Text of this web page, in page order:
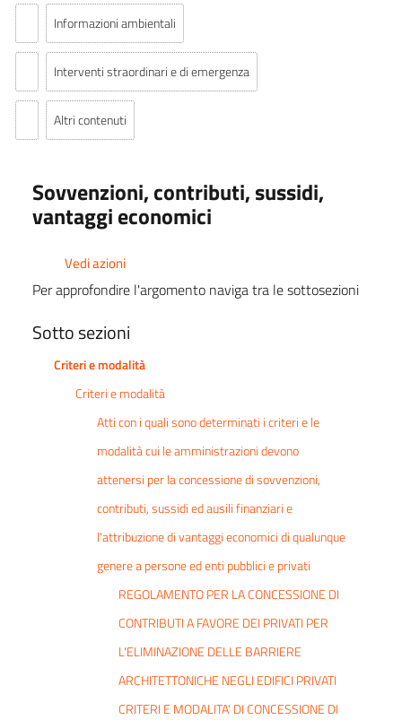
Informazioni ambientali
Interventi straordinari e di emergenza
Altri contenuti
Sovvenzioni, contributi, sussidi,
vantaggi economici
Vedi azioni
Per approfondire l'argomento naviga tra le sottosezioni
Sotto sezioni
Criteri e modalità
Criteri e modalità
Atti con i quali sono determinati i criteri e le
modalità cui le amministrazioni devono
attenersi per la concessione di sovvenzioni,
contributi, sussidi ed ausili finanziari e
l'attribuzione di vantaggi economici di qualunque
genere a persone ed enti pubblici e privati
REGOLAMENTO PER LA CONCESSIONE DI
CONTRIBUTI A FAVORE DEI PRIVATI PER
L'ELIMINAZIONE DELLE BARRIERE
ARCHITETTONICHE NEGLI EDIFICI PRIVATI
CRITERI E MODALITA' DI CONCESSIONE DI